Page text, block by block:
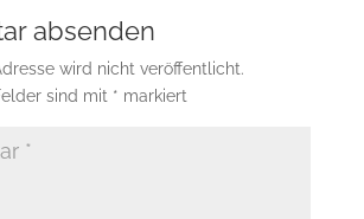
absenden
wird nicht veröffentlicht.
sind mit * markiert